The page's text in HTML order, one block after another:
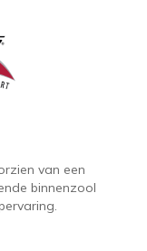
van een
binnenzool